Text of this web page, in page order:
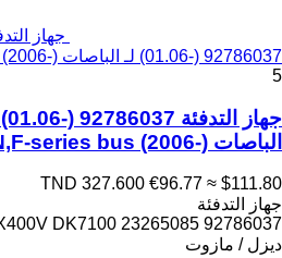
(01.06-) 92786037 لـ الباصات Scania K,N,F-series bus (2006-)
5
الباصات Scania K,N,F-series bus (2006-)
TND 327.600 €96.77 ≈ $111.80
جهاز التدفئة
92786037 3X400V DK7100 23265085
ديزل / مازوت